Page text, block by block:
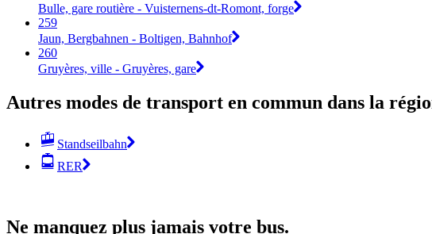
Bulle, gare routière - Vuisternens-dt-Romont, forge
259
Jaun, Bergbahnen - Boltigen, Bahnhof
260
Gruyères, ville - Gruyères, gare
Autres modes de transport en commun dans la
Standseilbahn
RER
Ne manquez plus jamais votre bus.